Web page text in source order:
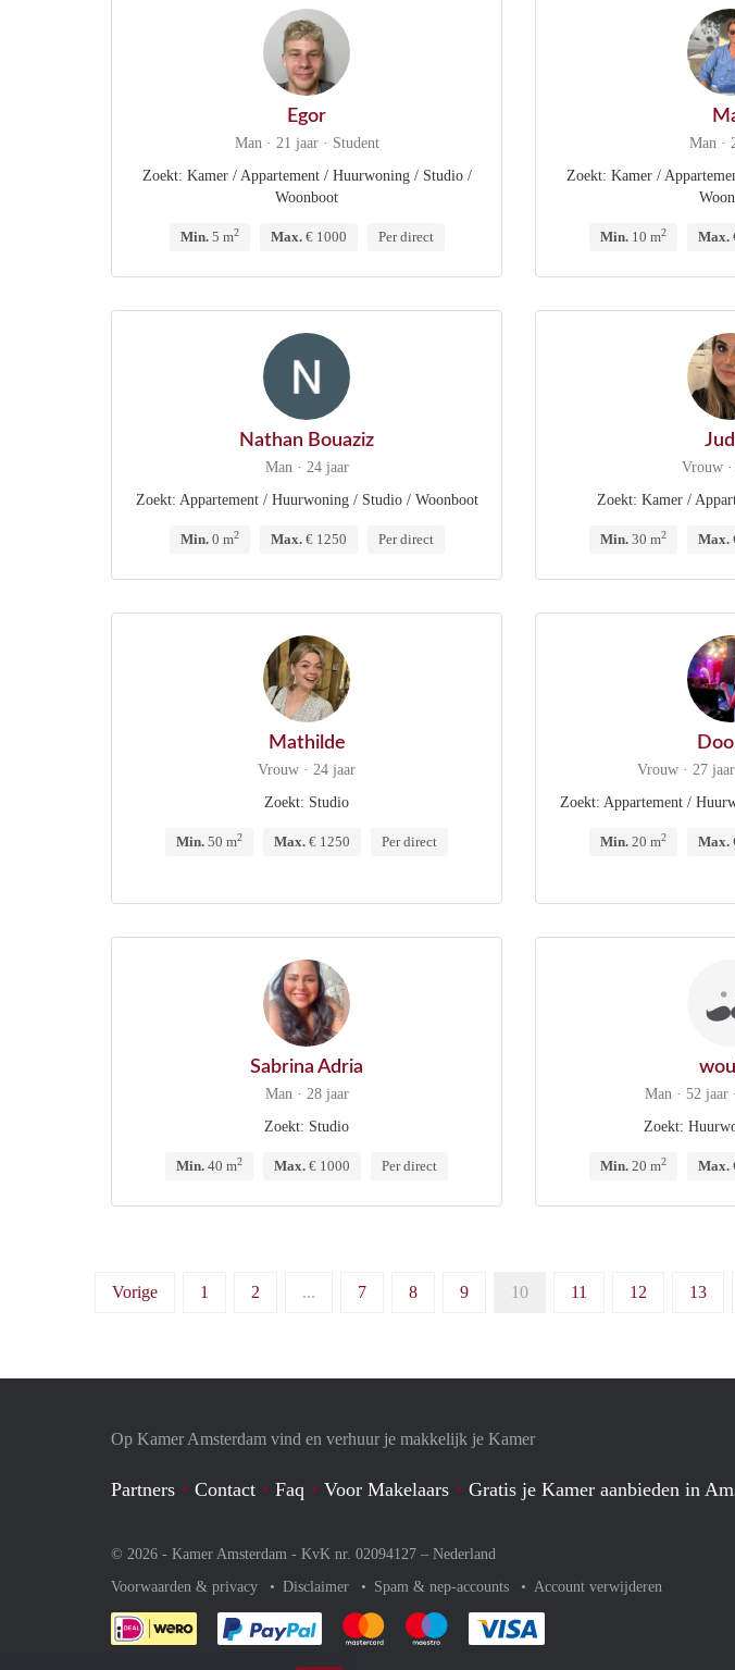
Egor
Man · 21 jaar · Student
Zoekt: Kamer / Appartement / Huurwoning / Studio /
Woonboot
Min.5 m2 Max.€ 1000 Per direct
Man ·
Zoekt: Kamer /
Min. 10 m2 Max.
Nathan Bouaziz
Man · 24 jaar
Zoekt: Appartement / Huurwoning / Studio / Woonboot
Min.0 m2 Max.€ 1250 Per direct
Vrouw
Zoekt: Kamer /
Min. 30 m2 Max.
Mathilde
Vrouw · 24 jaar
Zoekt: Studio
Min. 50 m2 Max. € 1250 Per direct
Vrouw · 27
Zoekt: Appartement /
Min. 20 m2 Max.
Sabrina Adria
Man · 28 jaar
Zoekt: Studio
Min. 40 m2 Max. € 1000 Per direct
Man · 52 jaar
Zoekt:
Min. 20 m2 Max.
Vorige 1 2 ... 7 8 9 10 11 12 13
Op Kamer Amsterdam vind en verhuur je makkelijk je Kamer
Partners Contact Faq Voor Makelaars Gratis je Kamer aanbieden in
© 2026 - Kamer Amsterdam - KvK nr. 02094127 – Nederland
Voorwaarden & privacy
Disclaimer Spam & nep-accounts Account verwijderen
Je rekent gemakkelijk af met Paypal
Je rekent gemakkelijk af met Mastercard
Je rekent gemakkelijk af met Meastro